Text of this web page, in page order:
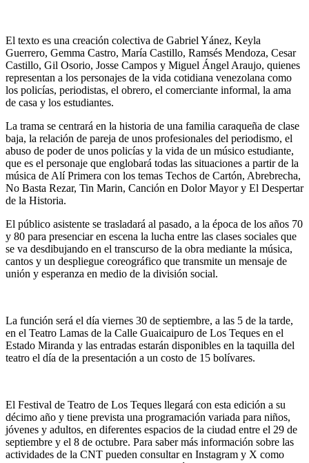
El texto es una creación colectiva de Gabriel Yánez, Keyla
Guerrero, Gemma Castro, María Castillo, Ramsés Mendoza, Cesar
Castillo, Gil Osorio, Josse Campos y Miguel Ángel Araujo, quienes
representan a los personajes de la vida cotidiana venezolana como
los policías, periodistas, el obrero, el comerciante informal, la ama
de casa y los estudiantes.
La trama se centrará en la historia de una familia caraqueña de clase
baja, la relación de pareja de unos profesionales del periodismo, el
abuso de poder de unos policías y la vida de un músico estudiante,
que es el personaje que englobará todas las situaciones a partir de la
música de Alí Primera con los temas Techos de Cartón, Abrebrecha,
No Basta Rezar, Tin Marin, Canción en Dolor Mayor y El Despertar
de la Historia.
El público asistente se trasladará al pasado, a la época de los años 70
y 80 para presenciar en escena la lucha entre las clases sociales que
se va desdibujando en el transcurso de la obra mediante la música,
cantos y un despliegue coreográfico que transmite un mensaje de
unión y esperanza en medio de la división social.
La función será el día viernes 30 de septiembre, a las 5 de la tarde,
en el Teatro Lamas de la Calle Guaicaipuro de Los Teques en el
Estado Miranda y las entradas estarán disponibles en la taquilla del
teatro el día de la presentación a un costo de 15 bolívares.
El Festival de Teatro de Los Teques llegará con esta edición a su
décimo año y tiene prevista una programación variada para niños,
jóvenes y adultos, en diferentes espacios de la ciudad entre el 29 de
septiembre y el 8 de octubre. Para saber más información sobre las
actividades de la CNT pueden consultar en Instagram y X como